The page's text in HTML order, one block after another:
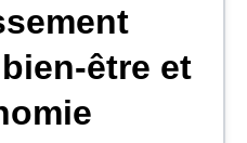
être et